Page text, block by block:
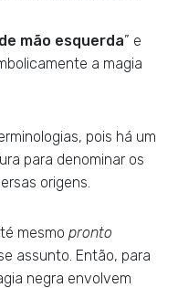
mão esquerda” e
a magia
pois há um
para denominar os
origens.
mesmo pronto
assunto. Então, para
negra envolvem